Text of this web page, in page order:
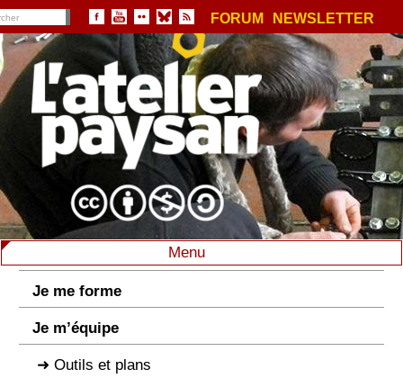
FORUM NEWSLETTER
Menu
Je me forme
Je m’équipe
Outils et plans